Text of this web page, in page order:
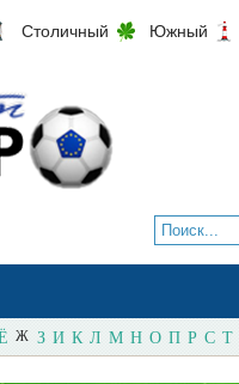
Столичный Южный
Ж З И К Л М Н О П Р С Т